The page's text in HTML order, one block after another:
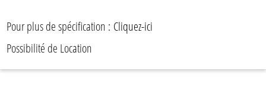
Pour plus de spécification : Cliquez-ici
Possibilité de Location